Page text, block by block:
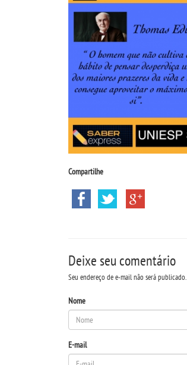
Compartilhe
Deixe seu comentário
Seu endereço de e-mail não será publicado.
Nome
E-mail